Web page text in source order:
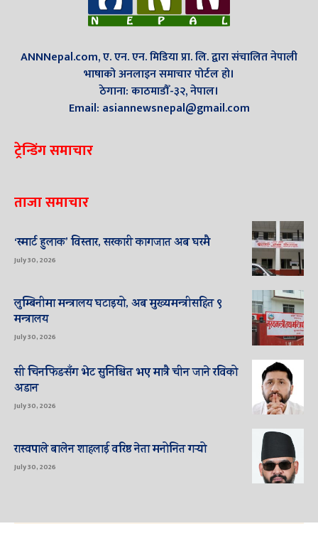
ANNNepal.com, ए. एन. एन. मिडिया प्रा. लि. द्वारा संचालित नेपाली
भाषाको अनलाइन समाचार पोर्टल हो।
ठेगाना: काठमाडौँ-३२, नेपाल।
Email: asiannewsnepal@gmail.com
ट्रेन्डिंग समाचार
ताजा समाचार
‘स्मार्ट हुलाक’ विस्तार, सरकारी कागजात अब घरमै
July 30, 2026
लुम्बिनीमा मन्त्रालय घटाइयो, अब मुख्यमन्त्रीसहित ९
मन्त्रालय
July 30, 2026
सी चिनफिङसँग भेट सुनिश्चित भए मात्रै चीन जाने रविको
अडान
July 30, 2026
रास्वपाले बालेन शाहलाई वरिष्ठ नेता मनोनित गर्‍यो
July 30, 2026